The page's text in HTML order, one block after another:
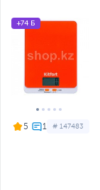
5 # 147483
+74 Б